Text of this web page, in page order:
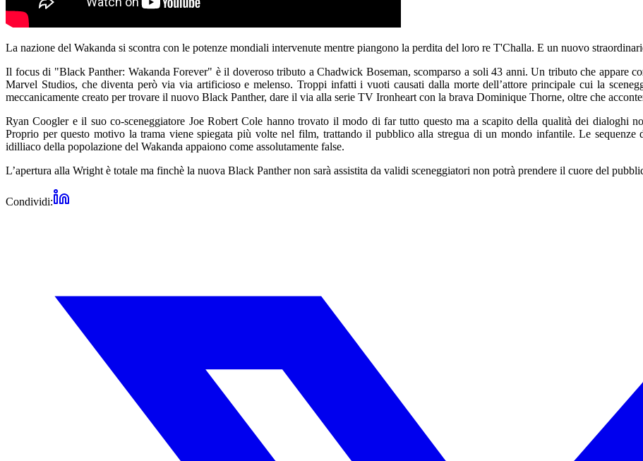
La nazione del Wakanda si scontra con le potenze mondiali intervenute mentre piangono la perdita del loro re T'Challa. E un nuovo
Il focus di "Black Panther: Wakanda Forever" è il doveroso tributo a Chadwick Boseman, scomparso a soli 43 anni. Un tributo che appare
Marvel Studios, che diventa però via via artificioso e melenso. Troppi infatti i vuoti causati dalla morte dell’attore principale cui la
meccanicamente creato per trovare il nuovo Black Panther, dare il via alla serie TV Ironheart con la brava Dominique Thorne, oltre che
Ryan Coogler e il suo co-sceneggiatore Joe Robert Cole hanno trovato il modo di far tutto questo ma a scapito della qualità dei dialoghi
Proprio per questo motivo la trama viene spiegata più volte nel film, trattando il pubblico alla stregua di un mondo infantile. Le
idilliaco della popolazione del Wakanda appaiono come assolutamente false.
L’apertura alla Wright è totale ma finchè la nuova Black Panther non sarà assistita da validi sceneggiatori non potrà prendere il cuore del
Condividi: